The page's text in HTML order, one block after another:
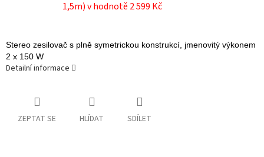
1,5m)v hodnotě 2 599 Kč
Stereo zesilovač s plně symetrickou konstrukcí, jmenovitý výkonem
2 x 150 W
Detailní informace
ZEPTAT SE HLÍDAT SDÍLET